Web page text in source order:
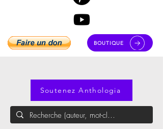
BOUTIQUE
Soutenez Anthologia